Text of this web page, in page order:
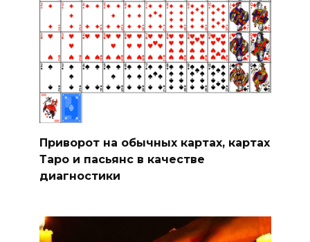
Приворот на обычных картах, картах
Таро и пасьянс в качестве
диагностики